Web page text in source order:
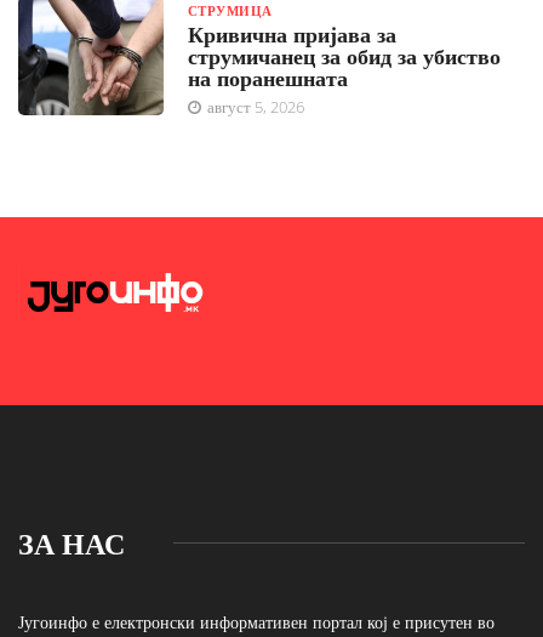
СТРУМИЦА
Кривична пријава за
струмичанец за обид за убиство
на поранешната
август 5, 2026
ЗА НАС
Југоинфо е електронски информативен портал кој е присутен во